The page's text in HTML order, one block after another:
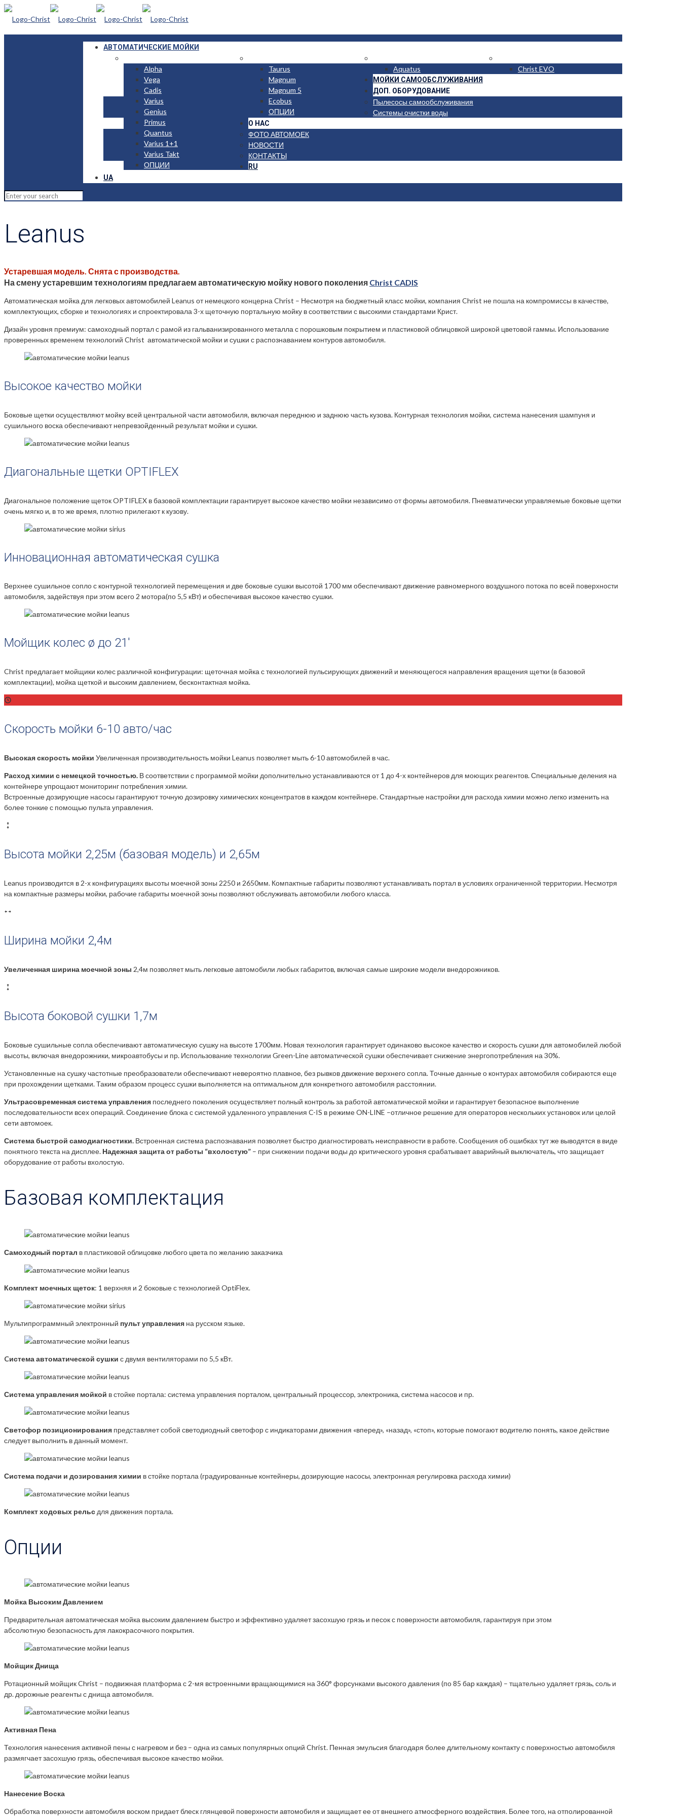
АВТОМАТИЧЕСКИЕ МОЙКИ
Alpha
Vega
Cadis
Varius
Genius
Primus
Quantus
Varius 1+1
Varius Takt
ОПЦИИ
Taurus
Magnum
Magnum 5
Ecobus
ОПЦИИ
Aquatus
Christ EVO
МОЙКИ САМООБСЛУЖИВАНИЯ
ДОП. ОБОРУДОВАНИЕ
Пылесосы самообслуживания
Системы очистки воды
О НАС
ФОТО АВТОМОЕК
НОВОСТИ
КОНТАКТЫ
RU
UA
Leanus
Устаревшая модель. Снята с производства.
На смену устаревшим технологиям предлагаем автоматическую мойку нового поколения Christ CADIS
Автоматическая мойка для легковых автомобилей Leanus от немецкого концерна Christ – Несмотря на бюджетный класс мойки, компания Christ не пошла на компромиссы в качестве,
комплектующих, сборке и технологиях и спроектировала 3-х щеточную портальную мойку в соответствии с высокими стандартами Крист.
Дизайн уровня премиум: самоходный портал с рамой из гальванизированного металла с порошковым покрытием и пластиковой облицовкой широкой цветовой гаммы. Использование
проверенных временем технологий Christ автоматической мойки и сушки с распознаванием контуров автомобиля.
Высокое качество мойки
Боковые щетки осуществляют мойку всей центральной части автомобиля, включая переднюю и заднюю часть кузова. Контурная технология мойки, система нанесения шампуня и
сушильного воска обеспечивают непревзойденный результат мойки и сушки.
Диагональные щетки OPTIFLEX
Диагональное положение щеток OPTIFLEX в базовой комплектации гарантирует высокое качество мойки независимо от формы автомобиля. Пневматически управляемые боковые щетки
очень мягко и, в то же время, плотно прилегают к кузову.
Инновационная автоматическая сушка
Верхнее сушильное сопло с контурной технологией перемещения и две боковые сушки высотой 1700 мм обеспечивают движение равномерного воздушного потока по всей поверхности
автомобиля, задействуя при этом всего 2 мотора(по 5,5 кВт) и обеспечивая высокое качество сушки.
Мойщик колес ø до 21′
Christ предлагает мойщики колес различной конфигурации: щеточная мойка с технологией пульсирующих движений и меняющегося направления вращения щетки (в базовой
комплектации), мойка щеткой и высоким давлением, бесконтактная мойка.
Скорость мойки 6-10 авто/час
Высокая скорость мойки Увеличенная производительность мойки Leanus позволяет мыть 6-10 автомобилей в час.
Расход химии с немецкой точностью. В соответствии с программой мойки дополнительно устанавливаются от 1 до 4-х контейнеров для моющих реагентов. Специальные деления на
контейнере упрощают мониторинг потребления химии.
Встроенные дозирующие насосы гарантируют точную дозировку химических концентратов в каждом контейнере. Стандартные настройки для расхода химии можно легко изменить на
более тонкие с помощью пульта управления.
Высота мойки 2,25м (базовая модель) и 2,65м
Leanus производится в 2-х конфигурациях высоты моечной зоны 2250 и 2650мм. Компактные габариты позволяют устанавливать портал в условиях ограниченной территории. Несмотря
на компактные размеры мойки, рабочие габариты моечной зоны позволяют обслуживать автомобили любого класса.
Ширина мойки 2,4м
Увеличенная ширина моечной зоны 2,4м позволяет мыть легковые автомобили любых габаритов, включая самые широкие модели внедорожников.
Высота боковой сушки 1,7м
Боковые сушильные сопла обеспечивают автоматическую сушку на высоте 1700мм. Новая технология гарантирует одинаково высокое качество и скорость сушки для автомобилей любой
высоты, включая внедорожники, микроавтобусы и пр. Использование технологии Green-Line автоматической сушки обеспечивает снижение энергопотребления на 30%.
Установленные на сушку частотные преобразователи обеспечивают невероятно плавное, без рывков движение верхнего сопла. Точные данные о контурах автомобиля собираются еще
при прохождении щетками. Таким образом процесс сушки выполняется на оптимальном для конкретного автомобиля расстоянии.
Ультрасовременная система управления последнего поколения осуществляет полный контроль за работой автоматической мойки и гарантирует безопасное выполнение
последовательности всех операций. Соединение блока с системой удаленного управления C-IS в режиме ON-LINE –отличное решение для операторов нескольких установок или целой
сети автомоек.
Система быстрой самодиагностики. Встроенная система распознавания позволяет быстро диагностировать неисправности в работе. Сообщения об ошибках тут же выводятся в виде
понятного текста на дисплее. Надежная защита от работы “вхолостую” – при снижении подачи воды до критического уровня срабатывает аварийный выключатель, что защищает
оборудование от работы вхолостую.
Базовая комплектация
Самоходный портал в пластиковой облицовке любого цвета по желанию заказчика
Комплект моечных щеток: 1 верхняя и 2 боковые с технологией OptiFlex.
Мультипрограммный электронный пульт управления на русском языке.
Cистема автоматической сушки с двумя вентиляторами по 5,5 кВт.
Система управления мойкой в стойке портала: система управления порталом, центральный процессор, электроника, система насосов и пр.
Светофор позиционирования представляет собой светодиодный светофор с индикаторами движения «вперед», «назад», «стоп», которые помогают водителю понять, какое действие
следует выполнить в данный момент.
Система подачи и дозирования химии в стойке портала (градуированные контейнеры, дозирующие насосы, электронная регулировка расхода химии)
Комплект ходовых рельс для движения портала.
Опции
Мойка Высоким Давлением
Предварительная автоматическая мойка высоким давлением быстро и эффективно удаляет засохшую грязь и песок с поверхности автомобиля, гарантируя при этом
абсолютную безопасность для лакокрасочного покрытия.
Мойщик Днища
Ротационный мойщик Christ – подвижная платформа с 2-мя встроенными вращающимися на 360° форсунками высокого давления (по 85 бар каждая) – тщательно удаляет грязь, соль и
др. дорожные реагенты с днища автомобиля.
Активная Пена
Технология нанесения активной пены с нагревом и без – одна из самых популярных опций Christ. Пенная эмульсия благодаря более длительному контакту с поверхностью автомобиля
размягчает засохшую грязь, обеспечивая высокое качество мойки.
Нанесение Воска
Обработка поверхности автомобиля воском придает блеск глянцевой поверхности автомобиля и защищает ее от внешнего атмосферного воздействия. Более того, на отполированной